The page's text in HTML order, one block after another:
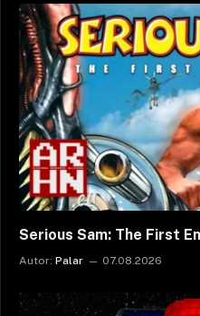
Serious Sam: The First
Autor: Palar 07.08.2026